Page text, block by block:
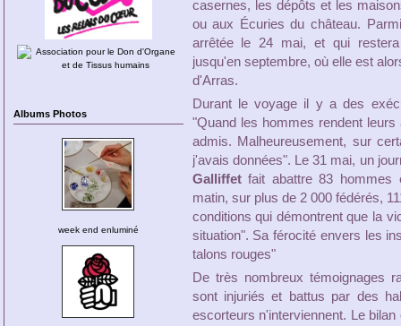
Albums Photos
week end enluminé
casernes, les dépôts et les
ou aux Écuries du château.
arrêtée le 24 mai, et qui
jusqu'en septembre, où elle est
d'Arras.
Durant le voyage il y a des
"Quand les hommes rendent
admis. Malheureusement, sur
j'avais données". Le 31 mai, un
Galliffetfait abattre 83 hommes
matin, sur plus de 2 000 fédérés,
conditions qui démontrent que la
situation". Sa férocité envers les
talons rouges"
De très nombreux témoignages
sont injuriés et battus par des
escorteurs n'interviennent. Le